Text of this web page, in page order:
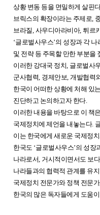
상황 변동 등을 면밀하게 살핀
브릭스의 확장이라는 주제로,
브라질, 사우디아라비아, 튀르
‘글로벌사우스’의 성장과 각 나
및 전략 등 주목할 만한 부분을
이러한 강대국 정치, 글로벌사
군사협력, 경제안보,개발협력
한국이 어떠한 상황에 처해 있
진단하고 논의하고자 한다.
이러한 내용을 바탕으로 이 책
국제정치에 제언을 내놓는다.
이는 한국에게 새로운 국제정
한국도 ‘글로벌사우스’의 성장
나라로서, 거시적이면서도 보
나라들과의 협력적 관계를 유
국제정치 전문가와 정책 전문가
한국의 많은 독자들에게 도움